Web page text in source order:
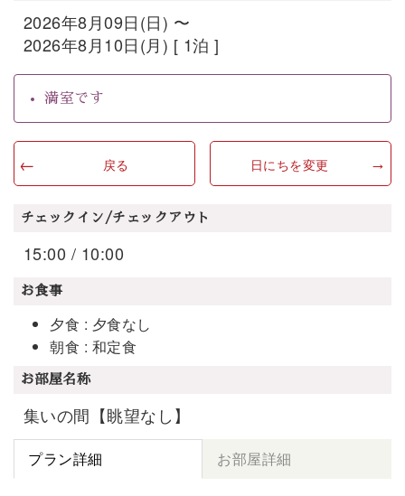
2026年8月09日(日) 〜
2026年8月10日(月) [ 1泊 ]
満室です
戻る 日にちを変更
チェックイン/チェックアウト
15:00 / 10:00
お食事
夕食 : 夕食なし
朝食 : 和定食
お部屋名称
集いの間【眺望なし】
プラン詳細 お部屋詳細